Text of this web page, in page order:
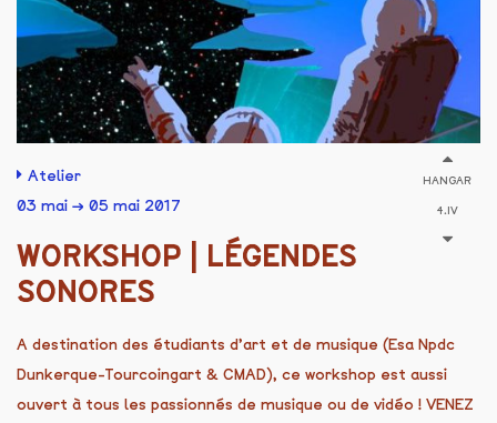
Atelier
03 mai → 05 mai 2017
HANGAR
4.IV
WORKSHOP | LÉGENDES
SONORES
A destination des étudiants d’art et de musique (Esa Npdc
Dunkerque-Tourcoingart & CMAD), ce workshop est aussi
ouvert à tous les passionnés de musique ou de vidéo ! VENEZ